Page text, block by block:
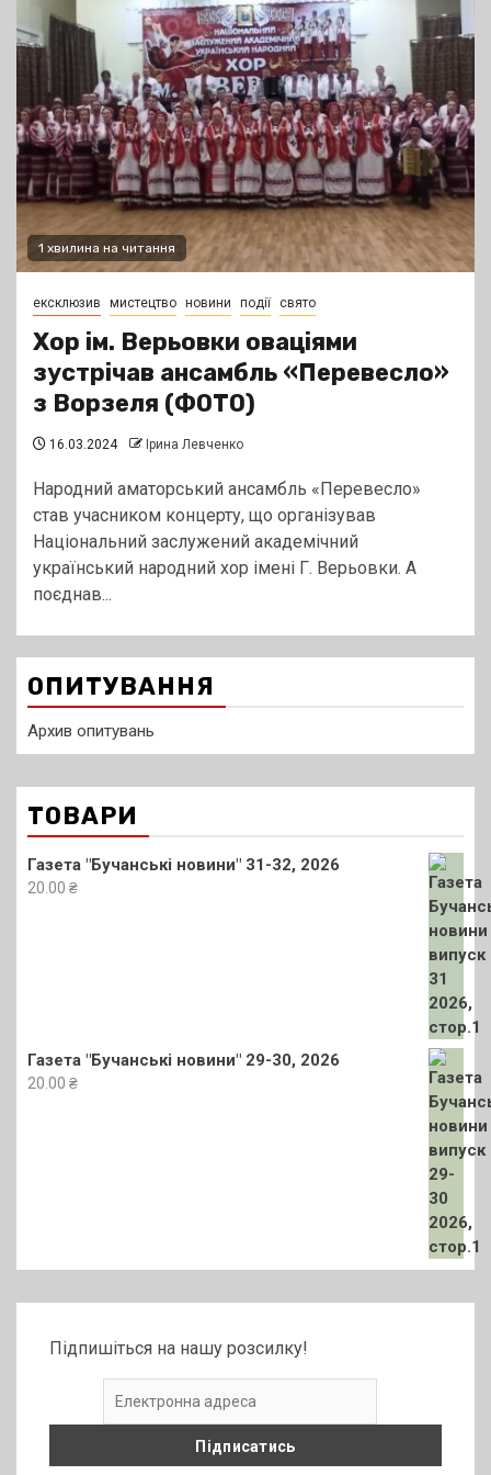
1 хвилина на читання
ексклюзив мистецтво новини події свято
Хор ім. Верьовки оваціями
зустрічав ансамбль «Перевесло»
з Ворзеля (ФОТО)
16.03.2024 Ірина Левченко
Народний аматорський ансамбль «Перевесло»
став учасником концерту, що організував
Національний заслужений академічний
український народний хор імені Г. Верьовки. А
поєднав...
ОПИТУВАННЯ
Архив опитувань
ТОВАРИ
Газета "Бучанські новини" 31-32, 2026
20.00 ₴
Газета "Бучанські новини" 29-30, 2026
20.00 ₴
Підпишіться на нашу розсилку!